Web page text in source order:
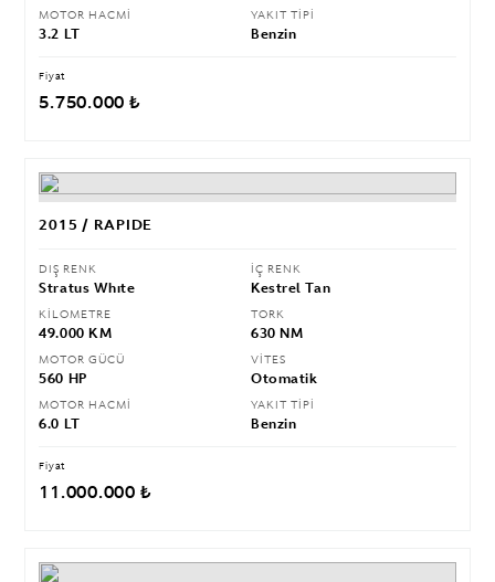
MOTOR HACMİ
3.2 LT
YAKIT TİPİ
Benzin
Fiyat
5.750.000 ₺
2015 / RAPIDE
DIŞ RENK
Stratus Whıte
İÇ RENK
Kestrel Tan
KİLOMETRE
49.000 KM
TORK
630 NM
MOTOR GÜCÜ
560 HP
VİTES
Otomatik
MOTOR HACMİ
6.0 LT
YAKIT TİPİ
Benzin
Fiyat
11.000.000 ₺